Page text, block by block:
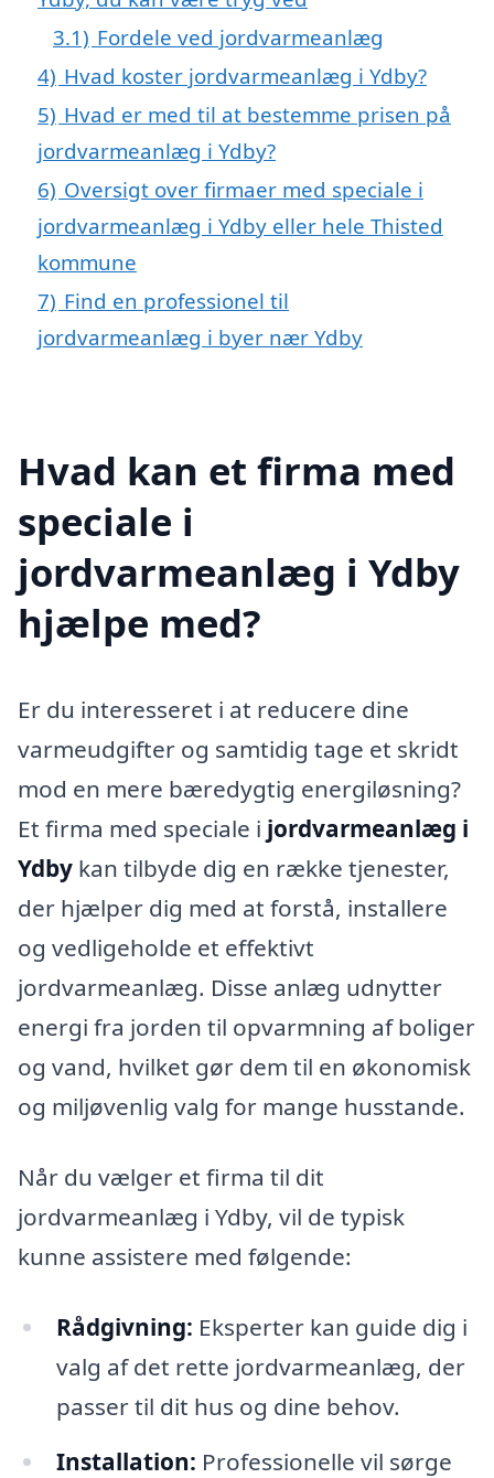
3.1) Fordele ved jordvarmeanlæg
4) Hvad koster jordvarmeanlæg i Ydby?
5) Hvad er med til at bestemme prisen på
jordvarmeanlæg i Ydby?
6) Oversigt over firmaer med speciale i
jordvarmeanlæg i Ydby eller hele Thisted
kommune
7) Find en professionel til
jordvarmeanlæg i byer nær Ydby
Hvad kan et firma med
speciale i
jordvarmeanlæg i Ydby
hjælpe med?
Er du interesseret i at reducere dine
varmeudgifter og samtidig tage et skridt
mod en mere bæredygtig energiløsning?
Et firma med speciale i jordvarmeanlæg i
Ydby kan tilbyde dig en række tjenester,
der hjælper dig med at forstå, installere
og vedligeholde et effektivt
jordvarmeanlæg. Disse anlæg udnytter
energi fra jorden til opvarmning af boliger
og vand, hvilket gør dem til en økonomisk
og miljøvenlig valg for mange husstande.
Når du vælger et firma til dit
jordvarmeanlæg i Ydby, vil de typisk
kunne assistere med følgende:
Rådgivning: Eksperter kan guide dig i
valg af det rette jordvarmeanlæg, der
passer til dit hus og dine behov.
Installation: Professionelle vil sørge